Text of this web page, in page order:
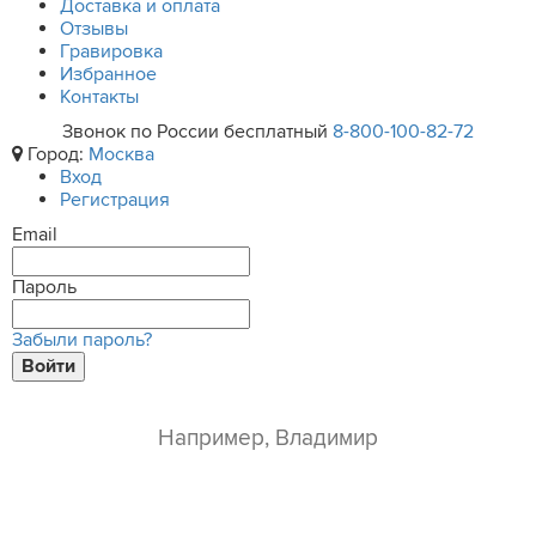
Доставка и оплата
Отзывы
Гравировка
Избранное
Контакты
Звонок по России бесплатный 8-800-100-82-72
Город: Москва
Вход
Регистрация
Email
Пароль
Забыли пароль?
Войти